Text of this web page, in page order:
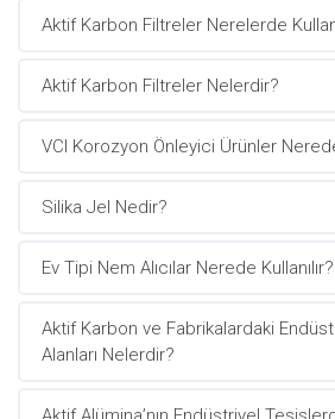
Aktif Karbon Filtreler Nerelerde
Aktif Karbon Filtreler Nelerdir?
VCI Korozyon Önleyici Ürünler Nerede
Silika Jel Nedir?
Ev Tipi Nem Alıcılar Nerede Kullanılır?
Aktif Karbon ve Fabrikalardaki
Alanları Nelerdir?